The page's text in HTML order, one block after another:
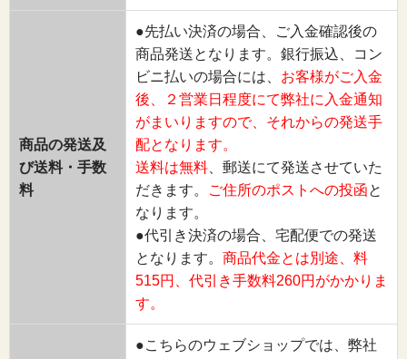
商品の発送及
び送料・手数
料
●先払い決済の場合、ご入金確認後の
商品発送となります。銀行振込、コン
ビニ払いの場合には、 お客様がご入金
後、２営業日程度にて弊社に入金通知
がまいりますので、それからの発送手
配となります。
送料は無料 、郵送にて発送させていた
だきます。
ご住所のポストへの投函と
なります。
●代引き決済の場合、宅配便での発送
となります。 商品代金とは別途、料
515円、代引き手数料260円がかかりま
す。
●こちらのウェブショップでは、弊社